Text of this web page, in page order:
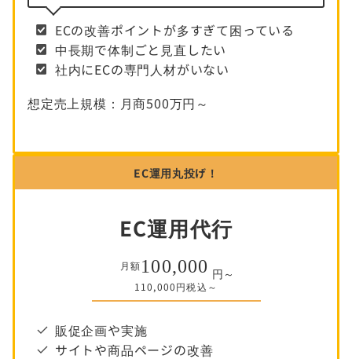
ECの改善ポイントが多すぎて困っている
中長期で体制ごと見直したい
社内にECの専門人材がいない
想定売上規模：月商500万円～
EC運用丸投げ！
EC運用代行
月額 100,000 円～
110,000円税込～
販促企画や実施
サイトや商品ページの改善